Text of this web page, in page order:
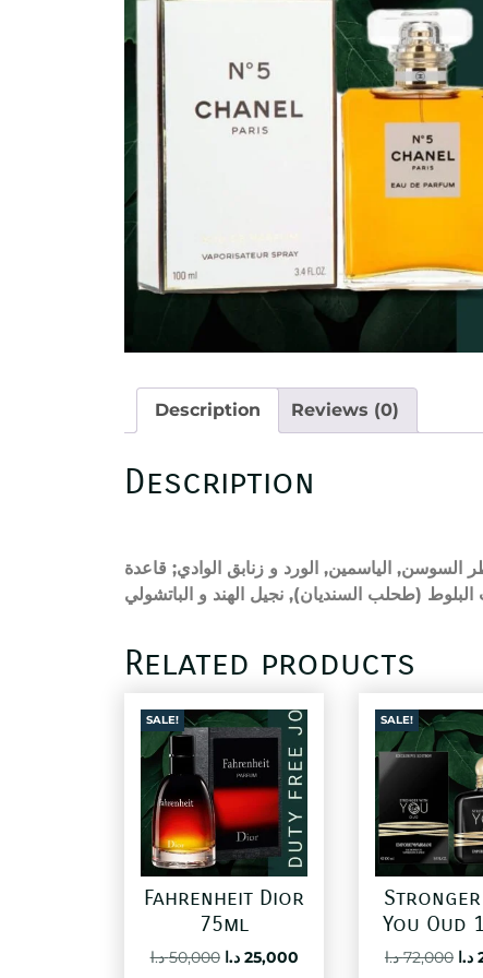
Description Reviews (0)
Description
السوسن, الياسمين, الورد و زنابق الوادي; قاعدة
(طحلب السنديان), نجيل الهند و الباتشولي
Related products
SALE!
Fahrenheit Dior
75ml
50,000 د.ا
Original
25,000 د.ا
Current
SALE!
Stronger
You Oud
72,000 د.ا د.ا